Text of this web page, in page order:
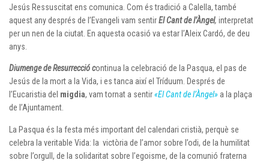
Jesús Ressuscitat ens comunica. Com és tradició a Calella, també
aquest any després de l’Evangeli vam sentirEl Cant de l’Àngel, interpretat
per un nen de la ciutat. En aquesta ocasió va estar l’Aleix Cardó, de deu
anys.
Diumenge de Resurrecció continua la celebració de la Pasqua, el pas de
Jesús de la mort a la Vida, i es tanca així el Tríduum. Després de
l’Eucaristia del migdia, vam tornat a sentir«El Cant de l’Àngel» a la plaça
de l’Ajuntament.
La Pasqua és la festa més important del calendari cristià, perquè se
celebra la veritable Vida: la victòria de l’amor sobre l’odi, de la humilitat
sobre l’orgull, de la solidaritat sobre l’egoisme, de la comunió fraterna